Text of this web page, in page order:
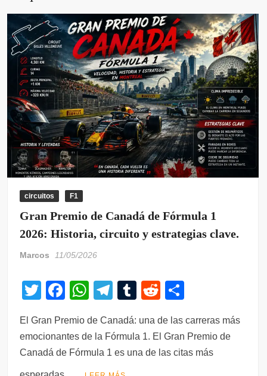
circuitos F1
Gran Premio de Canadá de Fórmula 1
2026: Historia, circuito y estrategias clave.
Marcos 11/05/2026
T
tt
er
F
c
e
W
at
s
T
e
gr
a
T
m
bl
R
d
di
m
p
El Gran Premio de Canadá: una de las carreras más
emocionantes de la Fórmula 1. El Gran Premio de
Canadá de Fórmula 1 es una de las citas más